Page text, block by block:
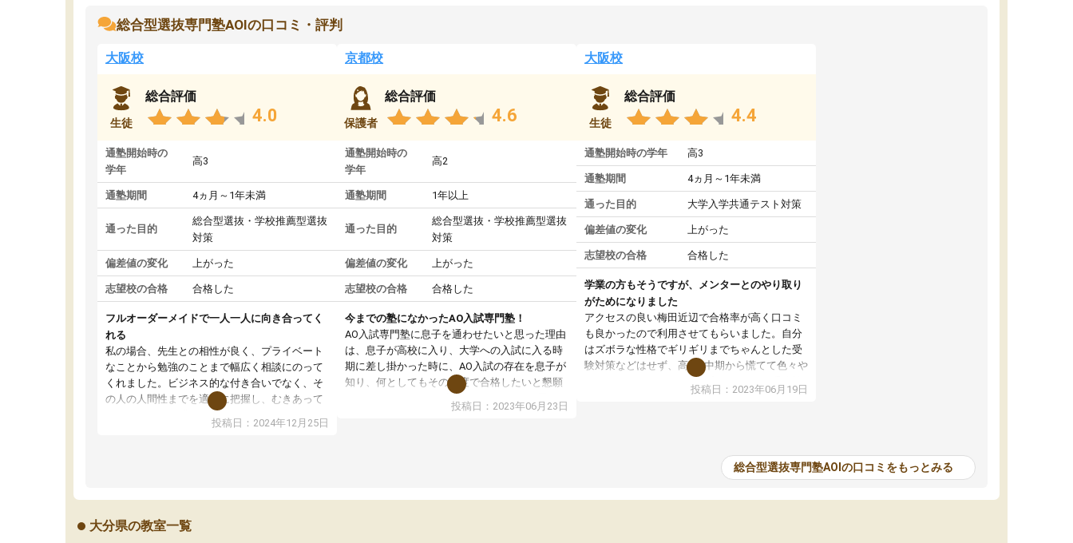
総合型選抜専門塾AOIの口コミ・評判
大阪校
生徒
総合評価
4.0
通塾開始時の
学年
高3
通塾期間 4ヵ月～1年未満
通った目的
総合型選抜・学校推薦型選抜
対策
偏差値の変化 上がった
志望校の合格 合格した
フルオーダーメイドで一人一人に向き合ってく
れる
私の場合、先生との相性が良く、プライベート
なことから勉強のことまで幅広く相談にのって
くれました。ビジネス的な付き合いでなく、そ
の人の人間性までを適切に把握し、むきあって
いるなぁと強く感じることできました。また、
他の先生の意見も聞いてみたいと相談すると、
環境がありました。
投稿日：2024年12月25日
京都校
保護者
総合評価
4.6
通塾開始時の
学年
高2
通塾期間 1年以上
通った目的
総合型選抜・学校推薦型選抜
対策
偏差値の変化 上がった
志望校の合格 合格した
今までの塾になかったAO入試専門塾！
AO入試専門塾に息子を通わせたいと思った理由
は、息子が高校に入り、大学への入試に入る時
期に差し掛かった時に、AO入試の存在を息子が
知り、何としてもその制度で合格したいと懇願
したことから、AOIに入塾させて頂こうと思いま
投稿日：2023年06月23日
大阪校
生徒
総合評価
4.4
通塾開始時の学年 高3
通塾期間 4ヵ月～1年未満
通った目的 大学入学共通テスト対策
偏差値の変化 上がった
志望校の合格 合格した
学業の方もそうですが、メンターとのやり取り
がためになりました
アクセスの良い梅田近辺で合格率が高く口コミ
も良かったので利用させてもらいました。自分
はズボラな性格でギリギリまでちゃんとした受
験対策などはせず、高2の中期から慌てて色々や
り始めたクチなのですが、入ってすぐに受験戦
略とスケジュールを指導してくださり、志望理
いうのも自分にとっては大きく、他人のアピー
ルポイントを聞いてみて新たな発見を得ること
投稿日：2023年06月19日
総合型選抜専門塾AOIの口コミをもっとみる
大分県の教室一覧